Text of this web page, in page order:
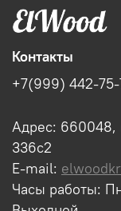
Контакты
+7(999) 442-75-
Адрес: 660048,
336с2
E-mail:
Часы работы: